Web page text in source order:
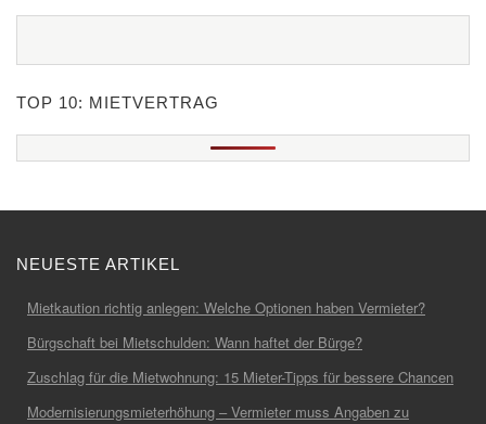
TOP 10: MIETVERTRAG
NEUESTE ARTIKEL
Mietkaution richtig anlegen: Welche Optionen haben Vermieter?
Bürgschaft bei Mietschulden: Wann haftet der Bürge?
Zuschlag für die Mietwohnung: 15 Mieter-Tipps für bessere Chancen
Modernisierungsmieterhöhung – Vermieter muss Angaben zu